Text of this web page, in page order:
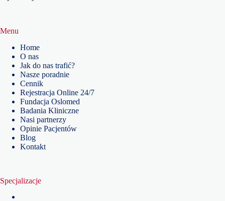
Menu
Home
O nas
Jak do nas trafić?
Nasze poradnie
Cennik
Rejestracja Online 24/7
Fundacja Oslomed
Badania Kliniczne
Nasi partnerzy
Opinie Pacjentów
Blog
Kontakt
Specjalizacje